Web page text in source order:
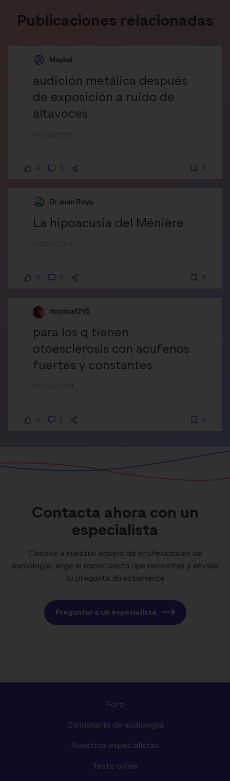
Publicaciones relacionadas
Maykel
audición metálica después
de exposición a ruido de
altavoces
0 0 0
Dr Juan Royo
La hipoacusia del Ménière
0 0 0
monica1295
para los q tienen
otoesclerosis con acufenos
fuertes y constantes
0 2 0
Contacta ahora con un
especialista
Conoce a nuestro equipo de profesionales de
audiología, elige el especialista que necesitas y envíale
tu pregunta directamente
Preguntar a un especialista
Foro
Diccionario de audiología
Nuestros especialistas
Tests online